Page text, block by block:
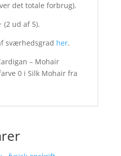
det totale forbrug).
ud af 5).
sværhedsgrad her.
– Mohair
0 i Silk Mohair fra